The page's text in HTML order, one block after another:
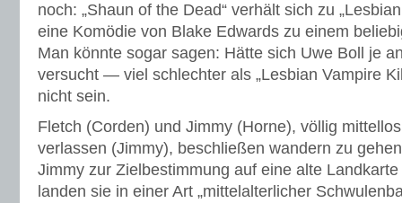
noch: „Shaun of the Dead“ verhält sich zu
eine Komödie von Blake Edwards zu einem
Man könnte sogar sagen: Hätte sich Uwe Boll je
versucht — viel schlechter als „Lesbian Vampire
nicht sein.
Fletch (Corden) und Jimmy (Horne), völlig
verlassen (Jimmy), beschließen wandern zu
Jimmy zur Zielbestimmung auf eine alte
landen sie in einer Art „mittelalterlicher